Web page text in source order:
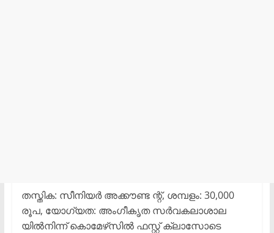
തസ്തിക: സീനിയർ അക്കൗണ്ട ന്റ്, ശമ്പളം: 30,000
രൂപ, യോഗ്യത: അംഗീകൃത സർവകലാശാല
യിൽനിന്ന് കൊമേഴ്‌സിൽ ഫസ്റ്റ് ക്ലാസോടെ